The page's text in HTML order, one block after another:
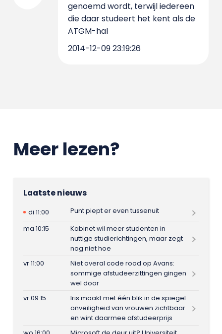
genoemd wordt, terwijl iedereen
die daar studeert het kent als de
ATGM-hal
2014-12-09 23:19:26
Meer lezen?
Laatste nieuws
di 11:00
Punt piept er even tussenuit
ma 10:15
Kabinet wil meer studenten in
nuttige studierichtingen, maar zegt
nog niet hoe
vr 11:00
Niet overal code rood op Avans:
sommige afstudeerzittingen gingen
wel door
vr 09:15
Iris maakt met één blik in de spiegel
onveiligheid van vrouwen zichtbaar
en wint daarmee afstudeerprijs